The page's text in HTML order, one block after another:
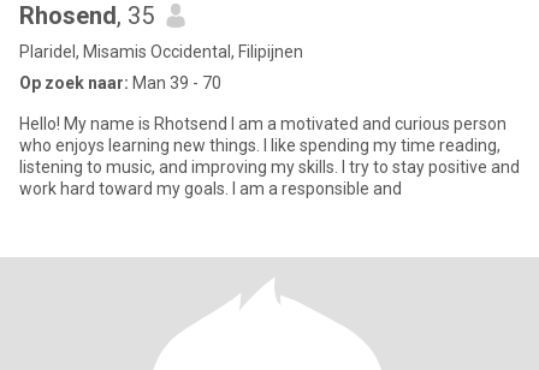
Rhosend, 35
Plaridel, Misamis Occidental, Filipijnen
Op zoek naar: Man 39 - 70
Hello! My name is Rhotsend I am a motivated and curious person
who enjoys learning new things. I like spending my time reading,
listening to music, and improving my skills. I try to stay positive and
work hard toward my goals. I am a responsible and